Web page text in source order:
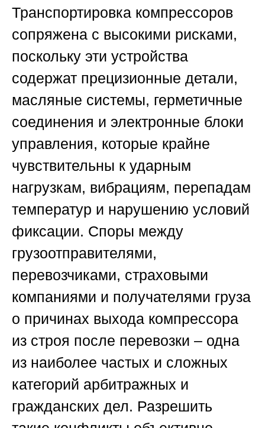
Транспортировка компрессоров
сопряжена с высокими рисками,
поскольку эти устройства
содержат прецизионные детали,
масляные системы, герметичные
соединения и электронные блоки
управления, которые крайне
чувствительны к ударным
нагрузкам, вибрациям, перепадам
температур и нарушению условий
фиксации. Споры между
грузоотправителями,
перевозчиками, страховыми
компаниями и получателями груза
о причинах выхода компрессора
из строя после перевозки – одна
из наиболее частых и сложных
категорий арбитражных и
гражданских дел. Разрешить